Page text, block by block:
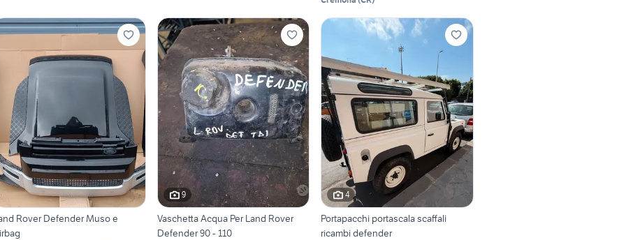
Rover Defender Muso e
9
Vaschetta Acqua Per Land Rover
Defender 90 - 110
4
Portapacchi portascala scaffali
ricambi defender